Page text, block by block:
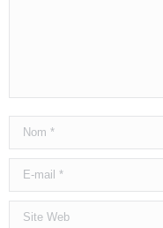
Nom *
E-mail *
Site Web